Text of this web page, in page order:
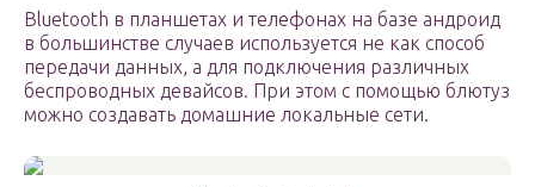
Bluetooth в планшетах и телефонах на базе андроид
в большинстве случаев используется не как способ
передачи данных, а для подключения различных
беспроводных девайсов. При этом с помощью блютуз
можно создавать домашние локальные сети.